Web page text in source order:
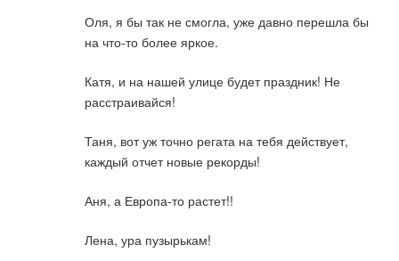
Оля, я бы так не смогла, уже давно перешла бы
на что-то более яркое.
Катя, и на нашей улице будет праздник! Не
расстраивайся!
Таня, вот уж точно регата на тебя действует,
каждый отчет новые рекорды!
Аня, а Европа-то растет!!
Лена, ура пузырькам!